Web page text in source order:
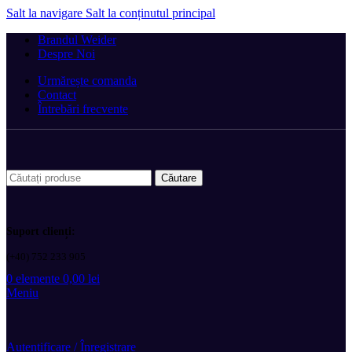
Salt la navigare Salt la conținutul principal
Brandul Weider
Despre Noi
Urmărește comanda
Contact
Întrebări frecvente
Căutare
Suport clienți:
(+40) 752 233 905
0 elemente 0,00 lei
Meniu
Autentificare / Înregistrare